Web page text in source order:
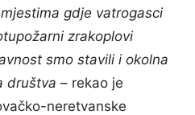
gdje vatrogasci
zrakoplovi
smo stavili i okolna
društva – rekao je
neretvanske